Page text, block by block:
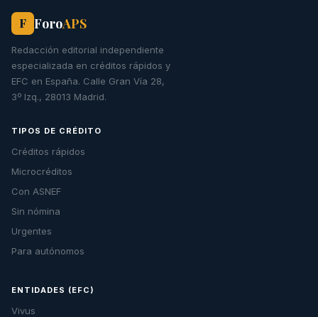
F ForoAPS
Redacción editorial independiente
especializada en créditos rápidos y
EFC en España. Calle Gran Vía 28,
3º Izq., 28013 Madrid.
TIPOS DE CRÉDITO
Créditos rápidos
Microcréditos
Con ASNEF
Sin nómina
Urgentes
Para autónomos
ENTIDADES (EFC)
Vivus